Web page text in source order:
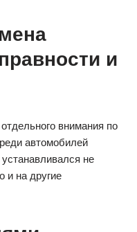
и
внимания по
автомобилей
устанавливался не
и на другие